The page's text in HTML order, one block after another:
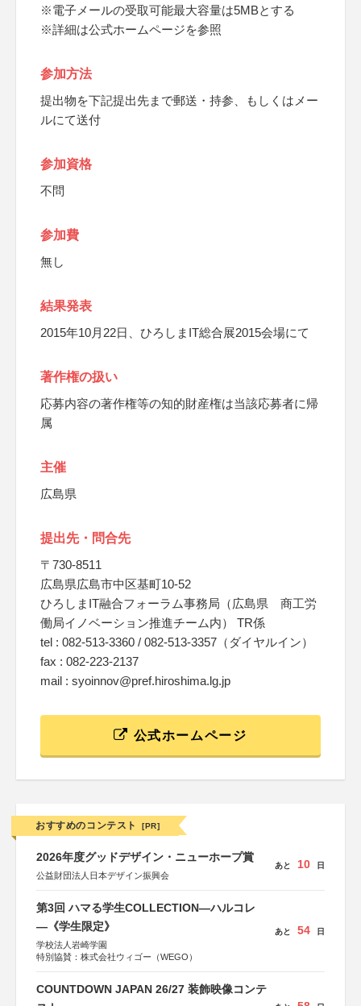
※電子メールの受取可能最大容量は5MBとする
※詳細は公式ホームページを参照
参加方法
提出物を下記提出先まで郵送・持参、もしくはメー
ルにて送付
参加資格
不問
参加費
無し
結果発表
2015年10月22日、ひろしまIT総合展2015会場にて
著作権の扱い
応募内容の著作権等の知的財産権は当該応募者に帰
属
主催
広島県
提出先・問合先
〒730-8511
広島県広島市中区基町10-52
ひろしまIT融合フォーラム事務局（広島県 商工労
働局イノベーション推進チーム内） TR係
tel : 082-513-3360 / 082-513-3357（ダイヤルイン）
fax : 082-223-2137
mail : syoinnov@pref.hiroshima.lg.jp
公式ホームページ
おすすめのコンテスト [PR]
2026年度グッドデザイン・ニューホープ賞
公益財団法人日本デザイン振興会
あと 10 日
第3回 ハマる学生COLLECTION―ハルコレ
―《学生限定》
学校法人岩崎学園
特別協賛：株式会社ウィゴー（WEGO）
あと 54 日
COUNTDOWN JAPAN 26/27 装飾映像コンテ